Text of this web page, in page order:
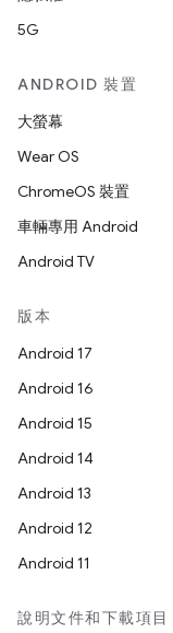
5G
ANDROID 裝置
大螢幕
Wear OS
ChromeOS 裝置
車輛專用 Android
Android TV
版本
Android 17
Android 16
Android 15
Android 14
Android 13
Android 12
Android 11
說明文件和下載項目